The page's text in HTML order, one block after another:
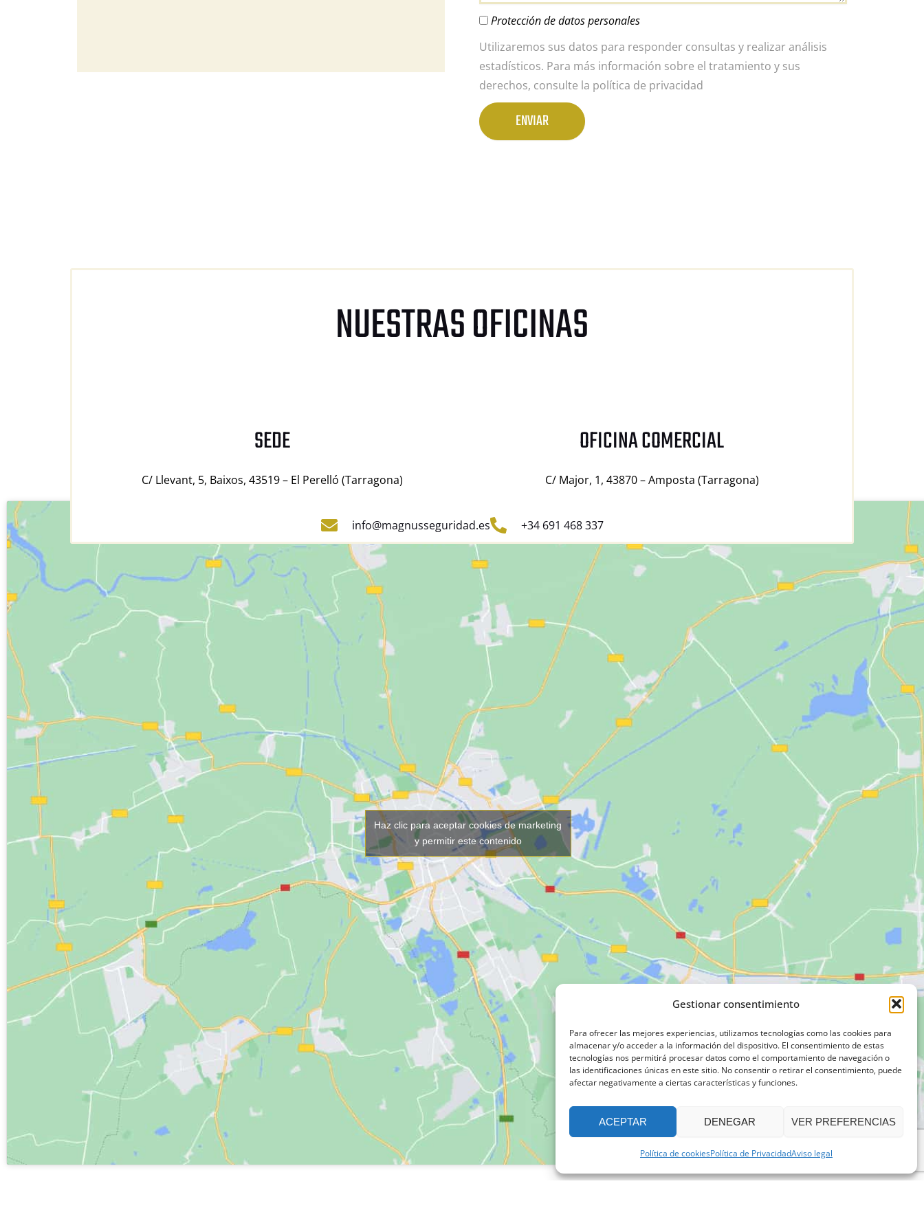
Gestionar consentimiento
Para ofrecer las mejores experiencias, utilizamos tecnologías como las cookies para
almacenar y/o acceder a la información del dispositivo. El consentimiento de estas
tecnologías nos permitirá procesar datos como el comportamiento de navegación o
las identificaciones únicas en este sitio. No consentir o retirar el consentimiento, puede
afectar negativamente a ciertas características y funciones.
ACEPTAR DENEGAR VER PREFERENCIAS
Política de cookiesPolítica de PrivacidadAviso legal
Protección de datos personales
Utilizaremos sus datos para responder consultas y realizar análisis
estadísticos. Para más información sobre el tratamiento y sus
derechos, consulte la política de privacidad
ENVIAR
NUESTRAS OFICINAS
SEDE
C/ Llevant, 5, Baixos, 43519 – El Perelló (Tarragona)
OFICINA COMERCIAL
C/ Major, 1, 43870 – Amposta (Tarragona)
info@magnusseguridad.es +34 691 468 337
Haz clic para aceptar cookies de marketing
y permitir este contenido